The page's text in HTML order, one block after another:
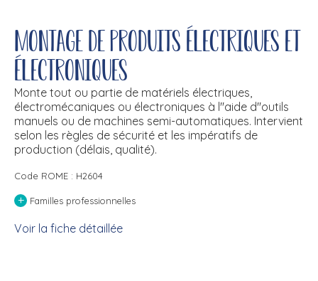
Montage de produits électriques et
électroniques
Monte tout ou partie de matériels électriques,
électromécaniques ou électroniques à l''aide d''outils
manuels ou de machines semi-automatiques. Intervient
selon les règles de sécurité et les impératifs de
production (délais, qualité).
Code ROME : H2604
+ Familles professionnelles
Voir la fiche détaillée